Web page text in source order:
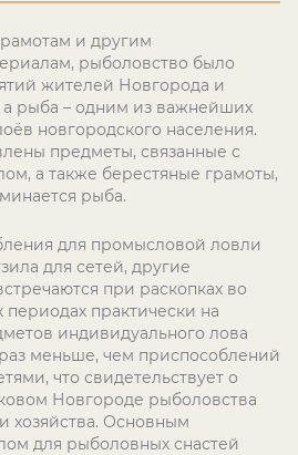
и другим
рыболовство было
жителей Новгорода и
рыба – одним из важнейших
новгородского населения.
предметы, связанные с
а также берестяные грамоты,
рыба.
для промысловой ловли
для сетей, другие
при раскопках во
периодах практически на
индивидуального лова
меньше, чем приспособлений
что свидетельствует о
Новгороде рыболовства
хозяйства. Основным
для рыболовных снастей